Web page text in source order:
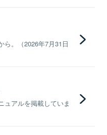
ら。（2026年7月31日
ュアルを掲載していま